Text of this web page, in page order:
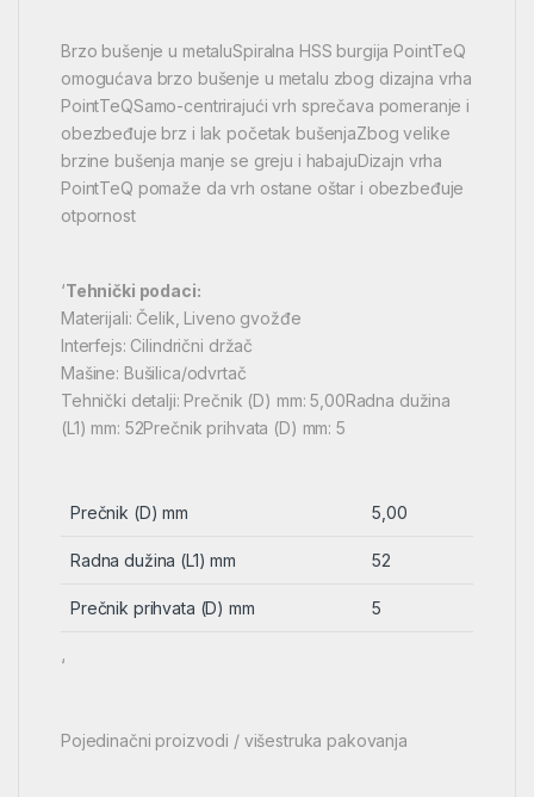
Brzo bušenje u metaluSpiralna HSS burgija PointTeQ
omogućava brzo bušenje u metalu zbog dizajna vrha
PointTeQSamo-centrirajući vrh sprečava pomeranje i
obezbeđuje brz i lak početak bušenjaZbog velike
brzine bušenja manje se greju i habajuDizajn vrha
PointTeQ pomaže da vrh ostane oštar i obezbeđuje
otpornost
‘Tehnički podaci:
Materijali: Čelik, Liveno gvožđe
Interfejs: Cilindrični držač
Mašine: Bušilica/odvrtač
Tehnički detalji: Prečnik (D) mm: 5,00Radna dužina
(L1) mm: 52Prečnik prihvata (D) mm: 5
Prečnik (D) mm 5,00
Radna dužina (L1) mm 52
Prečnik prihvata (D) mm 5
‘
Pojedinačni proizvodi / višestruka pakovanja